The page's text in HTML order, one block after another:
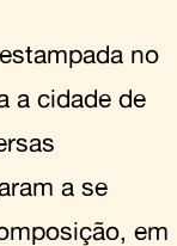
no
a cidade de
a se
em